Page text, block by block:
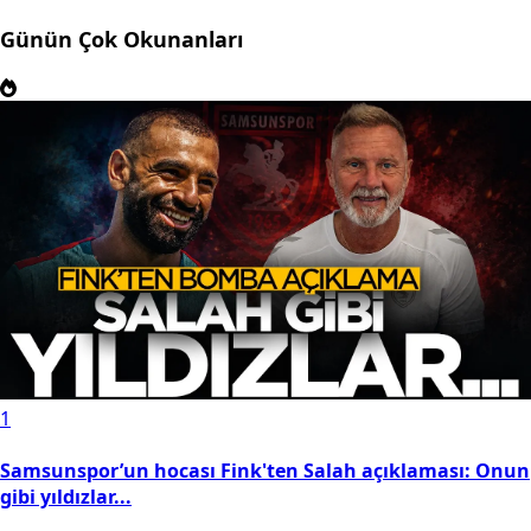
Günün Çok Okunanları
1
Samsunspor’un hocası Fink'ten Salah açıklaması: Onun
gibi yıldızlar...